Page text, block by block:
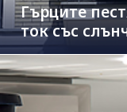
Гърците
ток със